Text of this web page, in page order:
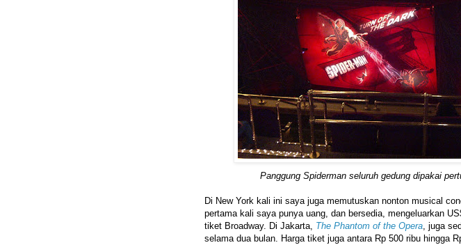
Panggung Spiderman seluruh gedung dipakai
Di New York kali ini saya juga memutuskan nonton musical
pertama kali saya punya uang, dan bersedia, mengeluarkan
tiket Broadway. Di Jakarta, The Phantom of the Opera, juga
selama dua bulan. Harga tiket juga antara Rp 500 ribu hingga